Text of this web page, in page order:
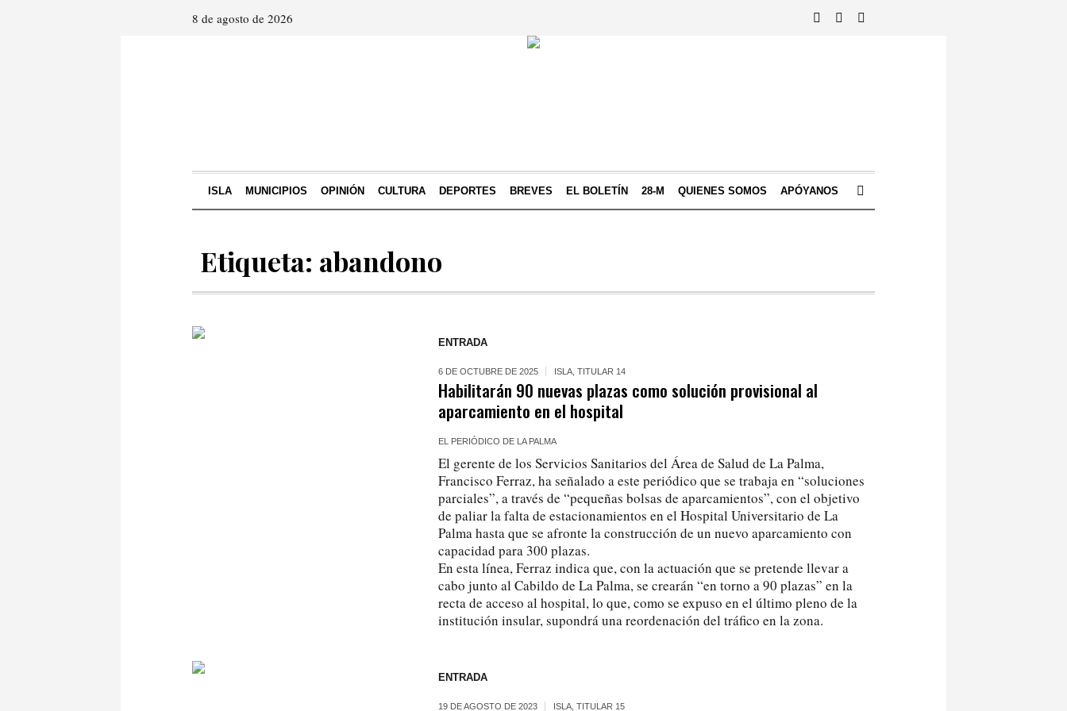
8 de agosto de 2026
ISLA MUNICIPIOS OPINIÓN CULTURA DEPORTES BREVES EL BOLETÍN 28-M QUIENES SOMOS APÓYANOS
Etiqueta: abandono
ENTRADA
6 DE OCTUBRE DE 2025 ISLA ,TITULAR 14
Habilitarán 90 nuevas plazas como solución provisional al
aparcamiento en el hospital
EL PERIÓDICO DE LA PALMA
El gerente de los Servicios Sanitarios del Área de Salud de La Palma,
Francisco Ferraz, ha señalado a este periódico que se trabaja en “soluciones
parciales”, a través de “pequeñas bolsas de aparcamientos”, con el objetivo
de paliar la falta de estacionamientos en el Hospital Universitario de La
Palma hasta que se afronte la construcción de un nuevo aparcamiento con
capacidad para 300 plazas.
En esta línea, Ferraz indica que, con la actuación que se pretende llevar a
cabo junto al Cabildo de La Palma, se crearán “en torno a 90 plazas” en la
recta de acceso al hospital, lo que, como se expuso en el último pleno de la
institución insular, supondrá una reordenación del tráfico en la zona.
ENTRADA
19 DE AGOSTO DE 2023 ISLA ,TITULAR 15